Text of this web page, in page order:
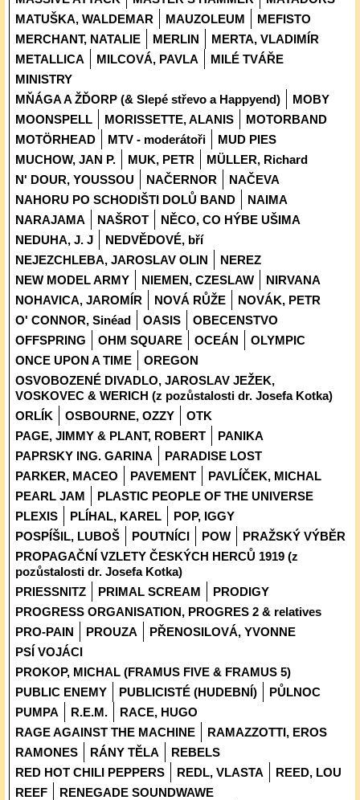
MATUŠKA, WALDEMAR
MAUZOLEUM
MEFISTO
MERCHANT, NATALIE
MERLIN
MERTA, VLADIMÍR
METALLICA
MILCOVÁ, PAVLA
MILÉ TVÁŘE
MINISTRY
MŇÁGA A ŽĎORP (& Slepé střevo a Happyend)
MOBY
MOONSPELL
MORISSETTE, ALANIS
MOTORBAND
MOTÖRHEAD
MTV - moderátoři
MUD PIES
MUCHOW, JAN P.
MUK, PETR
MÜLLER, Richard
N' DOUR, YOUSSOU
NAČERNOR
NAČEVA
NAHORU PO SCHODIŠTI DOLŮ BAND
NAIMA
NARAJAMA
NAŠROT
NĚCO, CO HÝBE UŠIMA
NEDUHA, J. J
NEDVĚDOVÉ, bří
NEJEZCHLEBA, JAROSLAV OLIN
NEREZ
NEW MODEL ARMY
NIEMEN, CZESLAW
NIRVANA
NOHAVICA, JAROMÍR
NOVÁ RŮŽE
NOVÁK, PETR
O' CONNOR, Sinéad
OASIS
OBECENSTVO
OFFSPRING
OHM SQUARE OCEÁN
OLYMPIC
ONCE UPON A TIME
OREGON
OSVOBOZENÉ DIVADLO, JAROSLAV JEŽEK,
VOSKOVEC & WERICH (z pozůstalosti dr. Josefa Kotka)
ORLÍK
OSBOURNE, OZZY
OTK
PAGE, JIMMY & PLANT, ROBERT
PANIKA
PAPRSKY ING. GARINA
PARADISE LOST
PARKER, MACEO
PAVEMENT
PAVLÍČEK, MICHAL
PEARL JAM
PLASTIC PEOPLE OF THE UNIVERSE
PLEXIS
PLÍHAL, KAREL
POP, IGGY
POSPÍŠIL, LUBOŠ
POUTNÍCI POW
PRAŽSKÝ VÝBĚR
PROPAGAČNÍ VZLETY ČESKÝCH HERCŮ 1919 (z
pozůstalosti dr. Josefa Kotka)
PRIESSNITZ
PRIMAL SCREAM
PRODIGY
PROGRESS ORGANISATION, PROGRES 2 & relatives
PRO-PAIN
PROUZA
PŘENOSILOVÁ, YVONNE
PSÍ VOJÁCI
PROKOP, MICHAL (FRAMUS FIVE & FRAMUS 5)
PUBLIC ENEMY
PUBLICISTÉ (HUDEBNÍ)
PŮLNOC
PUMPA
R.E.M.
RACE, HUGO
RAGE AGAINST THE MACHINE
RAMAZZOTTI, EROS
RAMONES
RÁNY TĚLA
REBELS
RED HOT CHILI PEPPERS
REDL, VLASTA
REED, LOU
REEF
RENEGADE SOUNDWAWE